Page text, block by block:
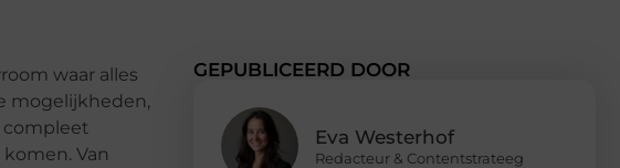
waar alles
mogelijkheden,
compleet
Van
GEPUBLICEERD DOOR
Eva Westerhof
Redacteur & Contentstrateeg